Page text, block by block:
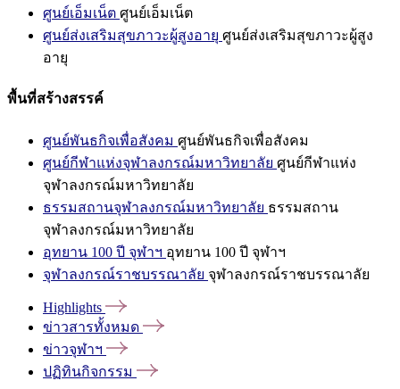
ศูนย์เอ็มเน็ต ศูนย์เอ็มเน็ต
ศูนย์ส่งเสริมสุขภาวะผู้สูงอายุ ศูนย์ส่งเสริมสุขภาวะผู้สูง
อายุ
พื้นที่สร้างสรรค์
ศูนย์พันธกิจเพื่อสังคม ศูนย์พันธกิจเพื่อสังคม
ศูนย์กีฬาแห่งจุฬาลงกรณ์มหาวิทยาลัย ศูนย์กีฬาแห่ง
จุฬาลงกรณ์มหาวิทยาลัย
ธรรมสถานจุฬาลงกรณ์มหาวิทยาลัย ธรรมสถาน
จุฬาลงกรณ์มหาวิทยาลัย
อุทยาน 100 ปี จุฬาฯ อุทยาน 100 ปี จุฬาฯ
จุฬาลงกรณ์ราชบรรณาลัย จุฬาลงกรณ์ราชบรรณาลัย
Highlights
ข่าวสารทั้งหมด
ข่าวจุฬาฯ
ปฏิทินกิจกรรม